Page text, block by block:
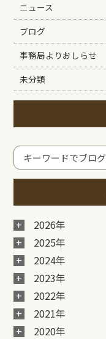
ニュース
ブログ
事務局よりおしらせ
未分類
2026年
2025年
2024年
2023年
2022年
2021年
2020年